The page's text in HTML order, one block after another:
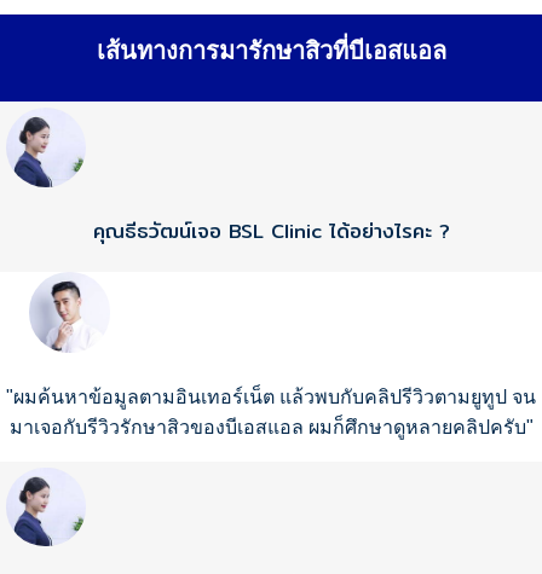
เส้นทางการมารักษาสิวที่บีเอสแอล
คุณธีธวัฒน์เจอ BSL Clinic ได้อย่างไรคะ ?
"ผมค้นหาข้อมูลตามอินเทอร์เน็ต แล้วพบกับคลิปรีวิวตามยูทูป จน
มาเจอกับรีวิวรักษาสิวของบีเอสแอล ผมก็ศึกษาดูหลายคลิปครับ"